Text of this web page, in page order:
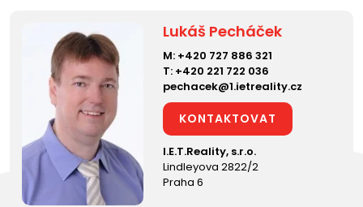
Lukáš Pecháček
M: +420 727 886 321
T: +420 221 722 036
pechacek@1.ietreality.cz
KONTAKTOVAT
I.E.T.Reality, s.r.o.
Lindleyova 2822/2
Praha 6